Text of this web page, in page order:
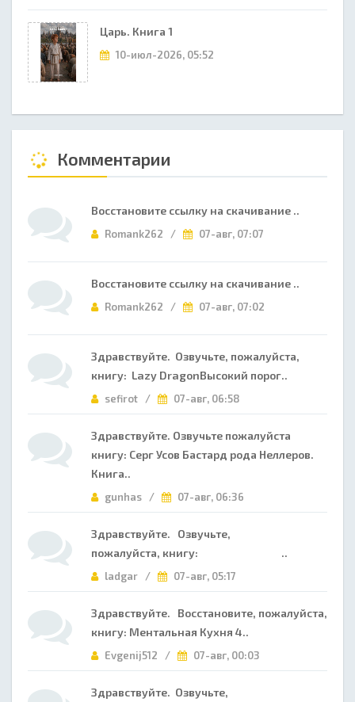
Царь. Книга 1
10-июл-2026, 05:52
Комментарии
Восстановите ссылку на скачивание ..
Romank262 / 07-авг, 07:07
Восстановите ссылку на скачивание ..
Romank262 / 07-авг, 07:02
Здравствуйте. Озвучьте, пожалуйста,
книгу: Lazy DragonВысокий порог..
sefirot / 07-авг, 06:58
Здравствуйте. Озвучьте пожалуйста
книгу: Серг Усов Бастард рода Неллеров.
Книга..
gunhas / 07-авг, 06:36
Здравствуйте. Озвучьте,
пожалуйста, книгу: ..
ladgar / 07-авг, 05:17
Здравствуйте. Восстановите, пожалуйста,
книгу: Ментальная Кухня 4..
Evgenij512 / 07-авг, 00:03
Здравствуйте. Озвучьте,